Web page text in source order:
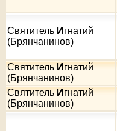
Святитель И гнатий
(Брянчанинов)
СвятительИгнатий
(Брянчанинов)
СвятительИгнатий
(Брянчанинов)